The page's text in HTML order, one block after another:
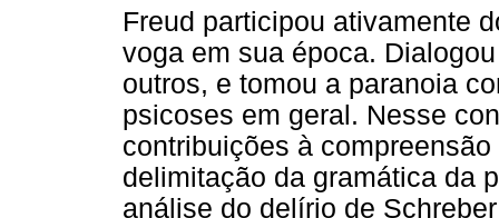
Freud participou ativamente
voga em sua época.
outros, e tomou a paranoia
psicoses em geral. Nesse
contribuições à
delimitação da gramática da
análise do delírio de